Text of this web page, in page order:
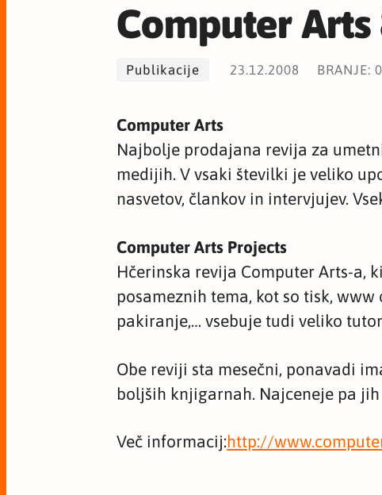
Computer
Publikacije 23.12.2008 BRANJE:
Computer Arts
Najbolje prodajana revija za
medijih. V vsaki številki je veliko
nasvetov, člankov in intervjujev.
Computer Arts Projects
Hčerinska revija Computer Arts-a,
posameznih tema, kot so tisk,
pakiranje,… vsebuje tudi veliko
Obe reviji sta mesečni, ponavadi
boljših knjigarnah. Najceneje pa
Več informacij:http://